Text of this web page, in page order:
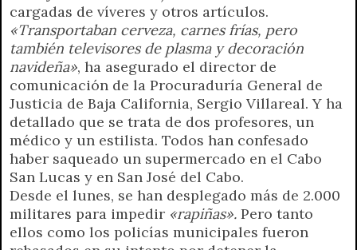
cargadas de víveres y otros artículos.
«Transportaban cerveza, carnes frías, pero
también televisores de plasma y decoración
navideña», ha asegurado el director de
comunicación de la Procuraduría General de
Justicia de Baja California, Sergio Villareal. Y ha
detallado que se trata de dos profesores, un
médico y un estilista. Todos han confesado
haber saqueado un supermercado en el Cabo
San Lucas y en San José del Cabo.
Desde el lunes, se han desplegado más de 2.000
militares para impedir «rapiñas». Pero tanto
ellos como los policías municipales fueron